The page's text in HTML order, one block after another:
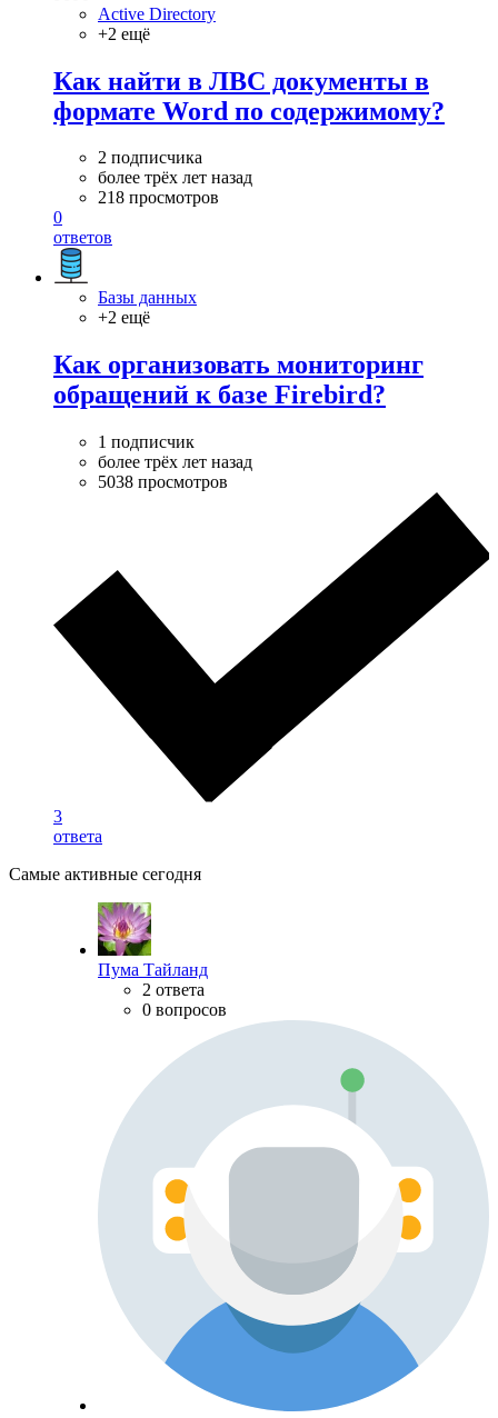
Active Directory
+2 ещё
Как найти в ЛВС документы в
формате Word по содержимому?
2 подписчика
более трёх лет назад
218 просмотров
0
ответов
Базы данных
+2 ещё
Как организовать мониторинг
обращений к базе Firebird?
1 подписчик
более трёх лет назад
5038 просмотров
3
ответа
Самые активные сегодня
Пума Тайланд
2 ответа
0 вопросов